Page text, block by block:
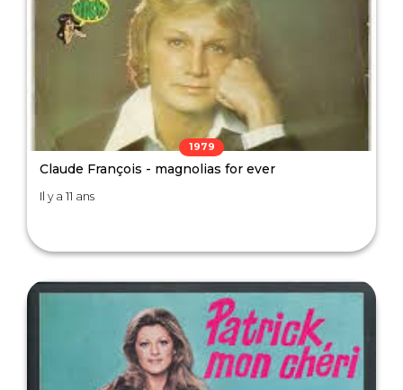
1979
Claude François - magnolias for ever
Il y a 11 ans